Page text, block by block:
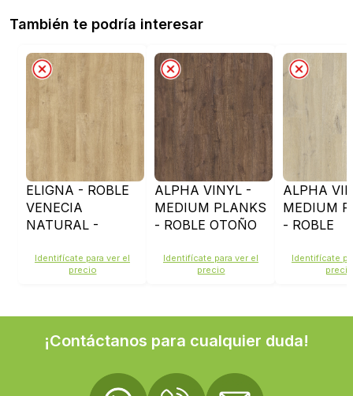
También te podría interesar
ELIGNA - ROBLE
VENECIA
NATURAL -
Identifícate para ver el
precio
ALPHA VINYL -
MEDIUM PLANKS
- ROBLE OTOÑO
AVMP40199
Identifícate para ver el
precio
ALPHA
MEDIUM
- ROBLE
-Identifícate
precio
¡Contáctanos para cualquier duda!